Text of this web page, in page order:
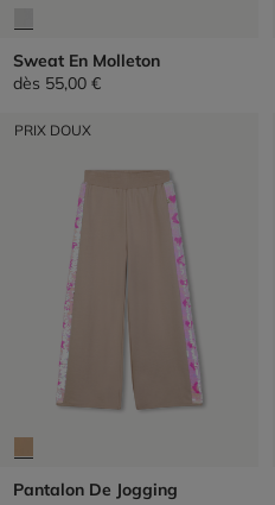
Sweat En Molleton
dès 55,00 €
PRIX DOUX
Pantalon De Jogging